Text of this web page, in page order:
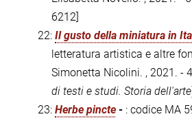
6212]
22: Il gusto della miniatura in
letteratura artistica e altre
Simonetta Nicolini. , 2021. -
di testi e studi. Storia dell'arte
23: Herbe pincte - : codice MA